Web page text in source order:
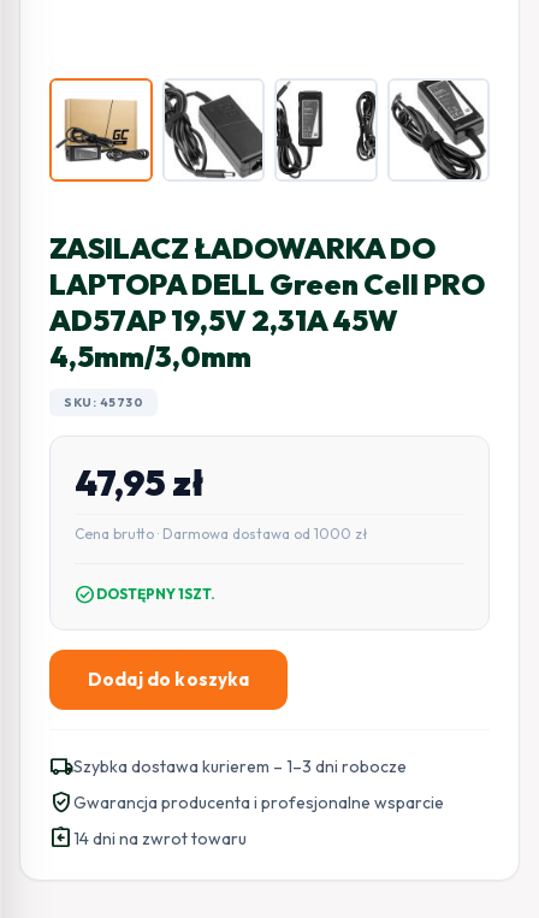
ZASILACZ ŁADOWARKA DO
LAPTOPA DELL Green Cell PRO
AD57AP 19,5V 2,31A 45W
4,5mm/3,0mm
SKU: 45730
47,95zł
Cena brutto · Darmowa dostawa od 1000 zł
check_circle DOSTĘPNY 1SZT.
ilość
DO
LAPTOPA
DELL
Dodaj do koszyka
local_shippingSzybka dostawa kurierem – 1–3 dni robocze
verified_userGwarancja producenta i profesjonalne wsparcie
assignment_return14 dni na zwrot towaru